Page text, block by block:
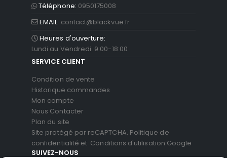
Téléphone: 0950175008
EMAIL: contact@blackvue.fr
Heures d'ouverture:
Lundi au Vendredi 9:00-18:00
SERVICE CLIENT
Condition de vente
Historique commandes
Mon compte
Nous Contacter
Plan du site
Site protégé par reCAPTCHA. Politique de
confidentialité et Conditions d'utilisation Google
SUIVEZ-NOUS